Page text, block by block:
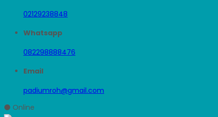
02129238848
Whatsapp
082298888476
Email
padiumroh@gmail.com
⚫ Online